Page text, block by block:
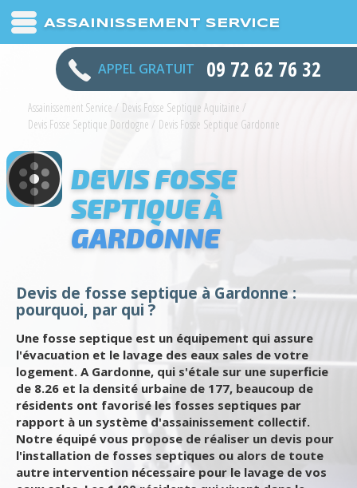
ASSAINISSEMENT SERVICE
APPEL GRATUIT 09 72 62 76 32
Assainissement Service / Devis Fosse Septique Aquitaine /
Devis Fosse Septique Dordogne / Devis Fosse Septique Gardonne
DEVIS FOSSE
SEPTIQUE À
GARDONNE
Devis de fosse septique à Gardonne :
pourquoi, par qui ?
Une fosse septique est un équipement qui assure
l'évacuation et le lavage des eaux sales de votre
logement. A Gardonne, qui s'étale sur une superficie
de 8.26 et la densité urbaine de 177, beaucoup de
résidents ont favorisé les fosses septiques par
rapport à un système d'assainissement collectif.
Notre équipé vous propose de réaliser un devis pour
l'installation de fosses septiques ou alors de toute
autre intervention nécessaire pour le lavage de vos